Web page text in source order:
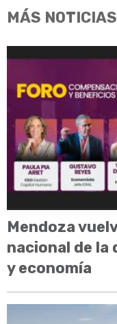
MÁS NOTICIAS
Mendoza
nacional de
y economía